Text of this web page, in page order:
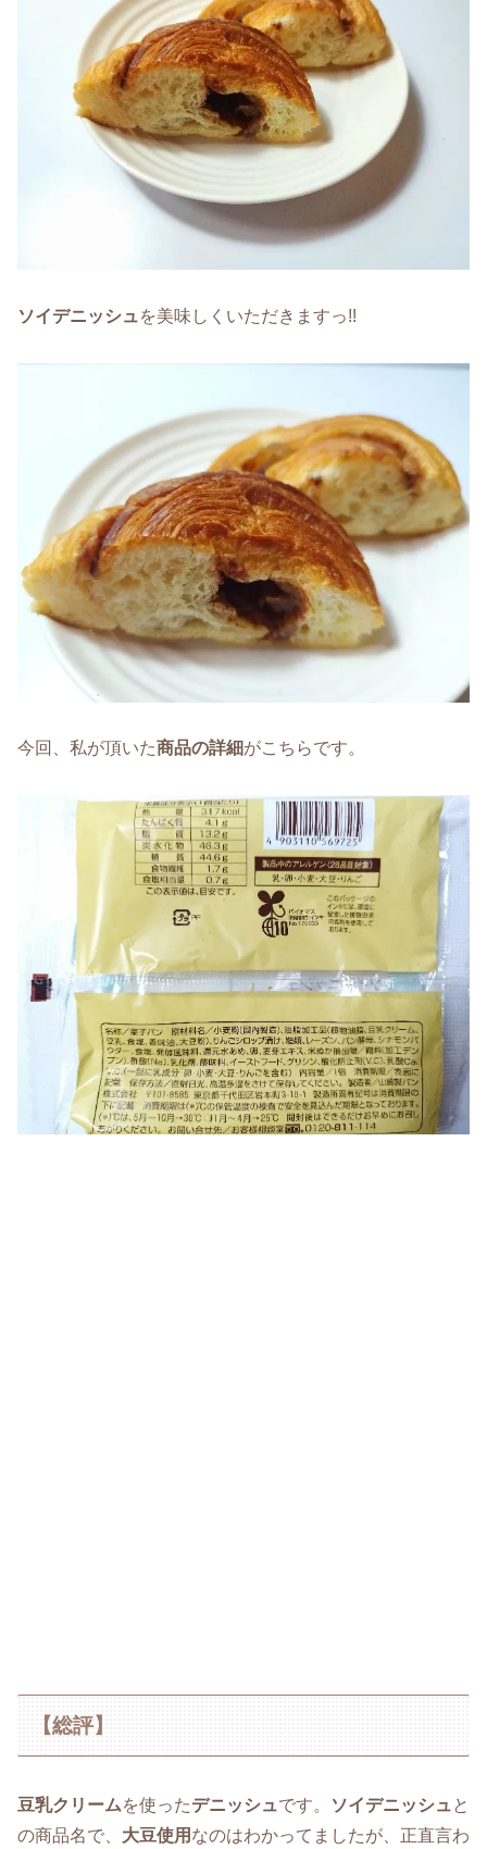
ソイデニッシュ を美味しくいただきますっ!!
今回、私が頂いた商品の詳細がこちらです。
【総評】
豆乳クリームを使ったデニッシュです。 ソイデニッシュ と
の商品名で、 大豆使用 なのはわかってましたが、正直言わ